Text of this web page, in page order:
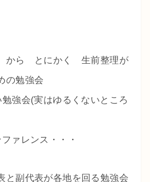
から とにかく 生前整理が
の勉強会
強会(実はゆるくないところ
ァレンス・・・
と副代表が各地を回る勉強会